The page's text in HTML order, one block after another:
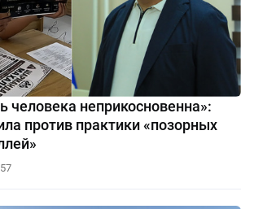
человека неприкосновенна»:
против практики «позорных